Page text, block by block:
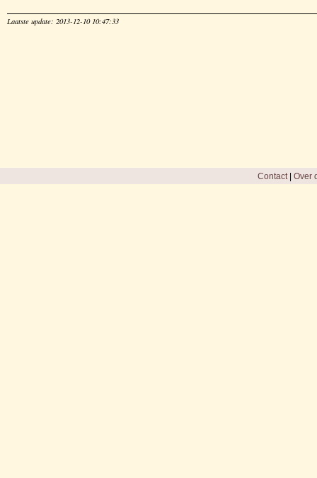
Laatste update: 2013-12-10 10:47:33
Contact| Over